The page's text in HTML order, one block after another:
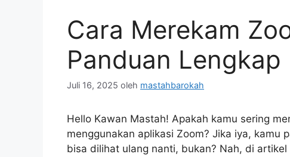
Cara Merekam
Panduan
Juli 16, 2025 oleh mastahbarokah
Hello Kawan Mastah! Apakah kamu sering
menggunakan aplikasi Zoom? Jika iya, kamu
bisa dilihat ulang nanti, bukan? Nah, di